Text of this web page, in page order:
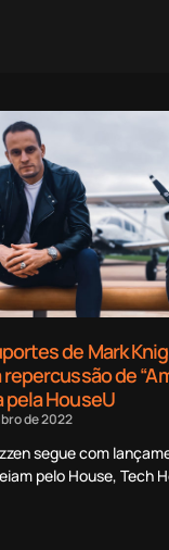
de Mark
de
pela HouseU
de 2022
segue com
pelo House, Tech